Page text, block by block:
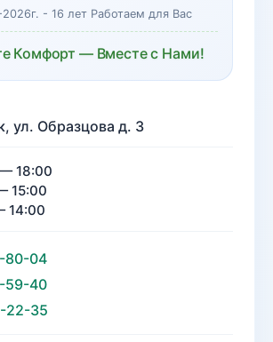
- 16 лет Работаем для Вас
Комфорт — Вместе с Нами!
ул. Образцова д. 3
18:00
15:00
14:00
80-04
59-40
22-35